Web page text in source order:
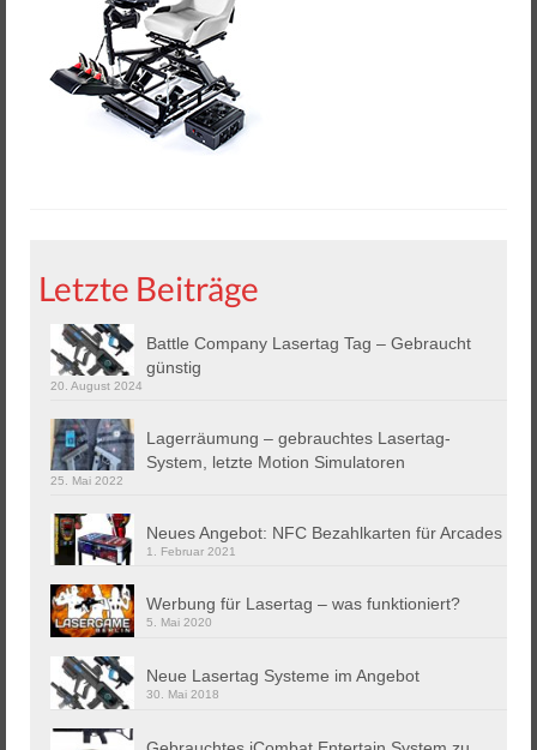
Helios 2 & 3
Helios Pro
Arena Zubehör
Lasergame Berlin GmbH
Arcade Automaten
Downloads
Datenschutz
Letzte Beiträge
Battle Company Lasertag Tag – Gebraucht
günstig
20. August 2024
Lagerräumung – gebrauchtes Lasertag-
System, letzte Motion Simulatoren
25. Mai 2022
Neues Angebot: NFC Bezahlkarten für Arcades
1. Februar 2021
Werbung für Lasertag – was funktioniert?
5. Mai 2020
Neue Lasertag Systeme im Angebot
30. Mai 2018